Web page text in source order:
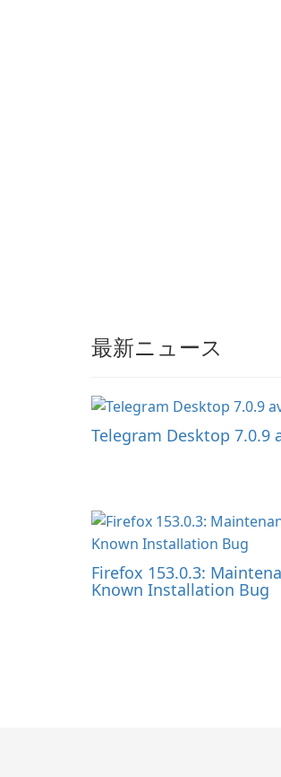
最新ニュース
Telegram Desktop 7.0.9
Firefox 153.0.3:
Known Installation Bug